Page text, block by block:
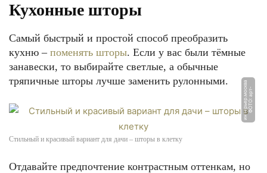
Кухонные шторы
Самый быстрый и простой способ преобразить
кухню – поменять шторы. Если у вас были тёмные
занавески, то выбирайте светлые, а обычные
тряпичные шторы лучше заменить рулонными.
Ф
О
Т
О:
а
р
т
-
и
н
т
е
р
ь
е
р.
м
о
с
к
в
а
Стильный и красивый вариант для дачи – шторы в клетку
Отдавайте предпочтение контрастным оттенкам, но